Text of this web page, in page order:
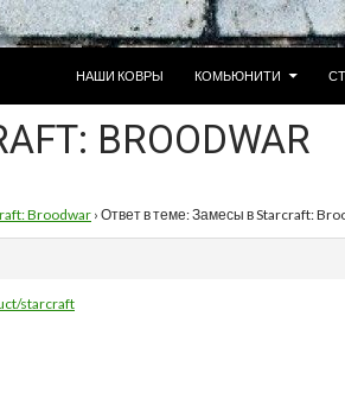
НАШИ КОВРЫ
КОМЬЮНИТИ
BROODWAR
Broodwar› Ответ в теме: Замесы в Starcraft:
starcraft